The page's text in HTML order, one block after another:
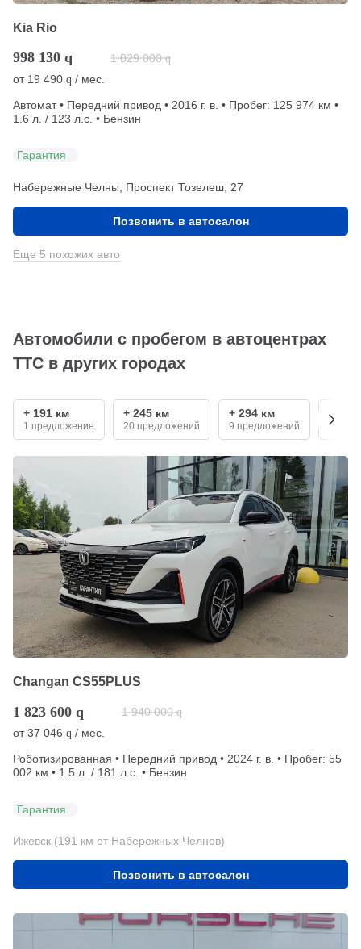
Kia Rio
998 130 q 1 029 000 q
от 19 490 q / мес.
Автомат • Передний привод • 2016 г. в. • Пробег: 125 974 км •
1.6 л. / 123 л.с. • Бензин
Гарантия
Набережные Челны, Проспект Тозелеш, 27
Позвонить в автосалон
Еще 5 похожих авто
Автомобили с пробегом в автоцентрах
ТТС в других городах
+ 191 км
1 предложение
+ 245 км
20 предложений
+ 294 км
9 предложений
+ 390
3
Changan CS55PLUS
1 823 600 q 1 940 000 q
от37 046 q / мес.
Роботизированная • Передний привод • 2024 г. в. • Пробег: 55
002 км • 1.5 л. / 181 л.с. • Бензин
Гарантия
Ижевск (191 км от Набережных Челнов)
Позвонить в автосалон